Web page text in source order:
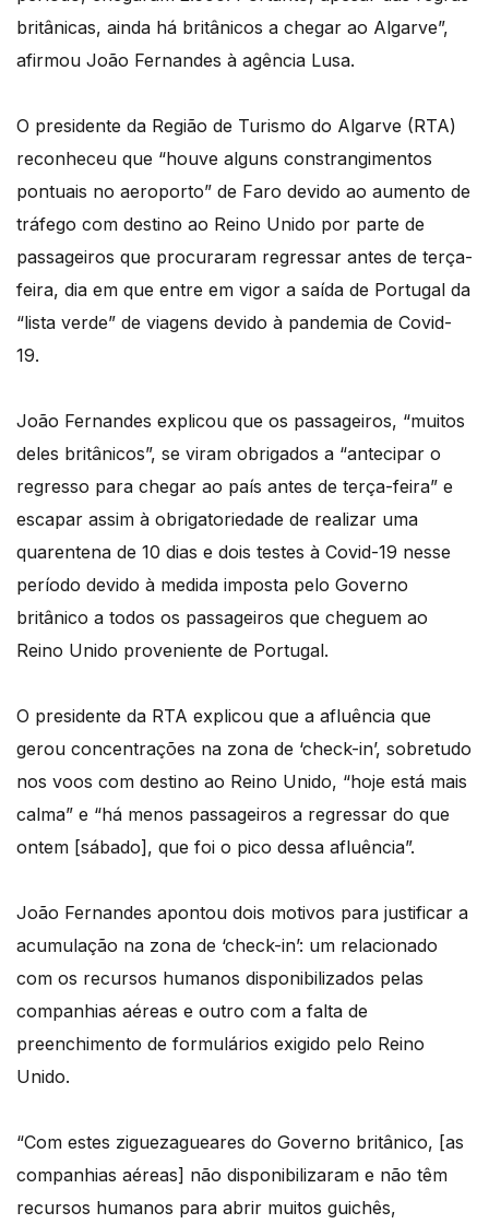
britânicas, ainda há britânicos a chegar ao Algarve”,
afirmou João Fernandes à agência Lusa.
O presidente da Região de Turismo do Algarve (RTA)
reconheceu que “houve alguns constrangimentos
pontuais no aeroporto” de Faro devido ao aumento de
tráfego com destino ao Reino Unido por parte de
passageiros que procuraram regressar antes de terça-
feira, dia em que entre em vigor a saída de Portugal da
“lista verde” de viagens devido à pandemia de Covid-
19.
João Fernandes explicou que os passageiros, “muitos
deles britânicos”, se viram obrigados a “antecipar o
regresso para chegar ao país antes de terça-feira” e
escapar assim à obrigatoriedade de realizar uma
quarentena de 10 dias e dois testes à Covid-19 nesse
período devido à medida imposta pelo Governo
britânico a todos os passageiros que cheguem ao
Reino Unido proveniente de Portugal.
O presidente da RTA explicou que a afluência que
gerou concentrações na zona de ‘check-in’, sobretudo
nos voos com destino ao Reino Unido, “hoje está mais
calma” e “há menos passageiros a regressar do que
ontem [sábado], que foi o pico dessa afluência”.
João Fernandes apontou dois motivos para justificar a
acumulação na zona de ‘check-in’: um relacionado
com os recursos humanos disponibilizados pelas
companhias aéreas e outro com a falta de
preenchimento de formulários exigido pelo Reino
Unido.
“Com estes ziguezagueares do Governo britânico, [as
companhias aéreas] não disponibilizaram e não têm
recursos humanos para abrir muitos guichês,